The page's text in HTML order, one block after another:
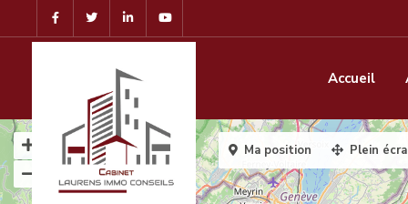
Accueil
Ma position Plein